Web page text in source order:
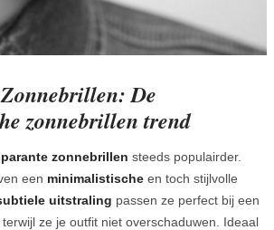
De
zonnebrillen trend
zonnebrillen steeds populairder.
een minimalistische en toch stijlvolle
uitstraling passen ze perfect bij een
ze je outfit niet overschaduwen. Ideaal